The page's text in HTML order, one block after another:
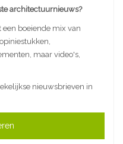
architectuurnieuws?
boeiende mix van
maar video's,
nieuwsbrieven in